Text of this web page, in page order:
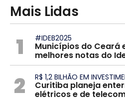
Mais Lidas
1 #IDEB2025
Municípios do Ceará
melhores notas do
2 R$ 1,2 BILHÃO EM
Curitiba planeja
elétricos e de